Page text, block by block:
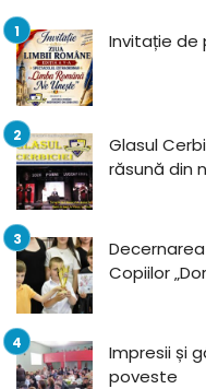
Invitație de
Glasul
răsună din
Copiilor
Impresii și
poveste